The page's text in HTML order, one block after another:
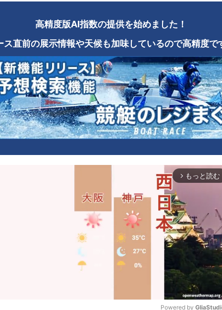
高精度版AI指数の提供を始めました！
ス直前の展示情報や天候も加味しているので高精度で
arrow_forward_ios もっと読む
Powered by